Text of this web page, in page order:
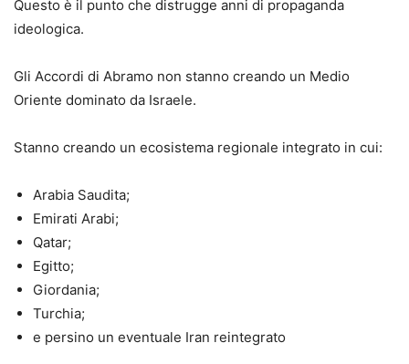
Questo è il punto che distrugge anni di propaganda
ideologica.
Gli Accordi di Abramo non stanno creando un Medio
Oriente dominato da Israele.
Stanno creando un ecosistema regionale integrato in cui:
Arabia Saudita;
Emirati Arabi;
Qatar;
Egitto;
Giordania;
Turchia;
e persino un eventuale Iran reintegrato